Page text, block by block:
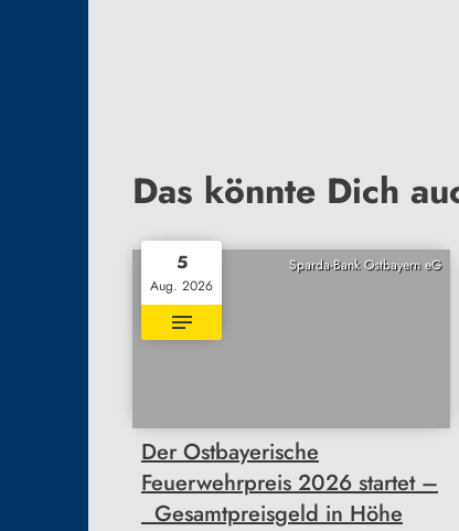
Das könnte Dich
Sparda-Bank Ostbayern eG
5
Aug. 2026
Der Ostbayerische
Feuerwehrpreis 2026 startet –
Gesamtpreisgeld in Höhe